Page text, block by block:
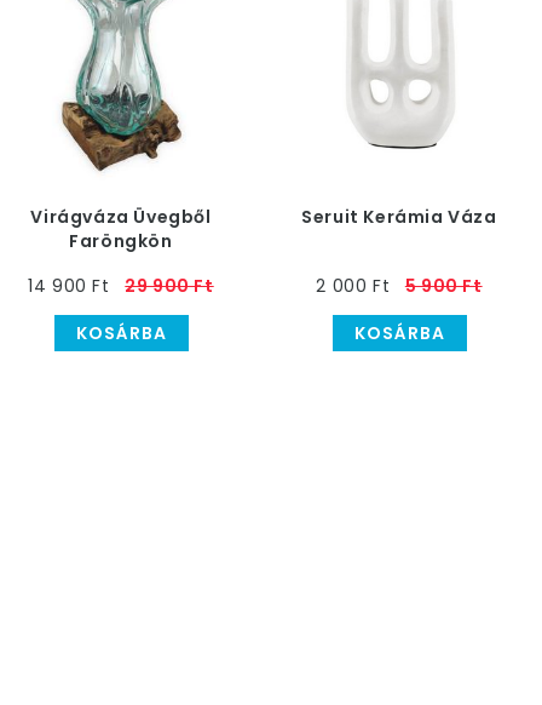
Virágváza Üvegből
Faröngkön
14 900 Ft
29 900 Ft
KOSÁRBA
Seruit Kerámia Váza
2 000 Ft
5 900 Ft
KOSÁRBA